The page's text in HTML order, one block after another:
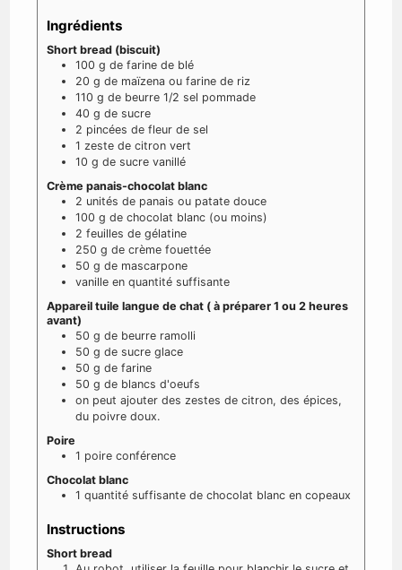
Ingrédients
Short bread (biscuit)
100 g de farine de blé
20 g de maïzena ou farine de riz
110 g de beurre 1/2 sel pommade
40 g de sucre
2 pincées de fleur de sel
1 zeste de citron vert
10 g de sucre vanillé
Crème panais-chocolat blanc
2 unités de panais ou patate douce
100 g de chocolat blanc (ou moins)
2 feuilles de gélatine
250 g de crème fouettée
50 g de mascarpone
vanille en quantité suffisante
Appareil tuile langue de chat ( à préparer 1 ou 2 heures
avant)
50 g de beurre ramolli
50 g de sucre glace
50 g de farine
50 g de blancs d'oeufs
on peut ajouter des zestes de citron, des épices,
du poivre doux.
Poire
1 poire conférence
Chocolat blanc
1 quantité suffisante de chocolat blanc en copeaux
Instructions
Short bread